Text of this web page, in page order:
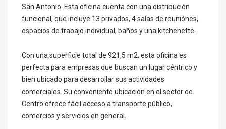
San Antonio. Esta oficina cuenta con una distribución
funcional, que incluye 13 privados, 4 salas de reuniónes,
espacios de trabajo individual, baños y una kitchenette.
Con una superficie total de 921,5 m2, esta oficina es
perfecta para empresas que buscan un lugar céntrico y
bien ubicado para desarrollar sus actividades
comerciales. Su conveniente ubicación en el sector de
Centro ofrece fácil acceso a transporte público,
comercios y servicios en general.